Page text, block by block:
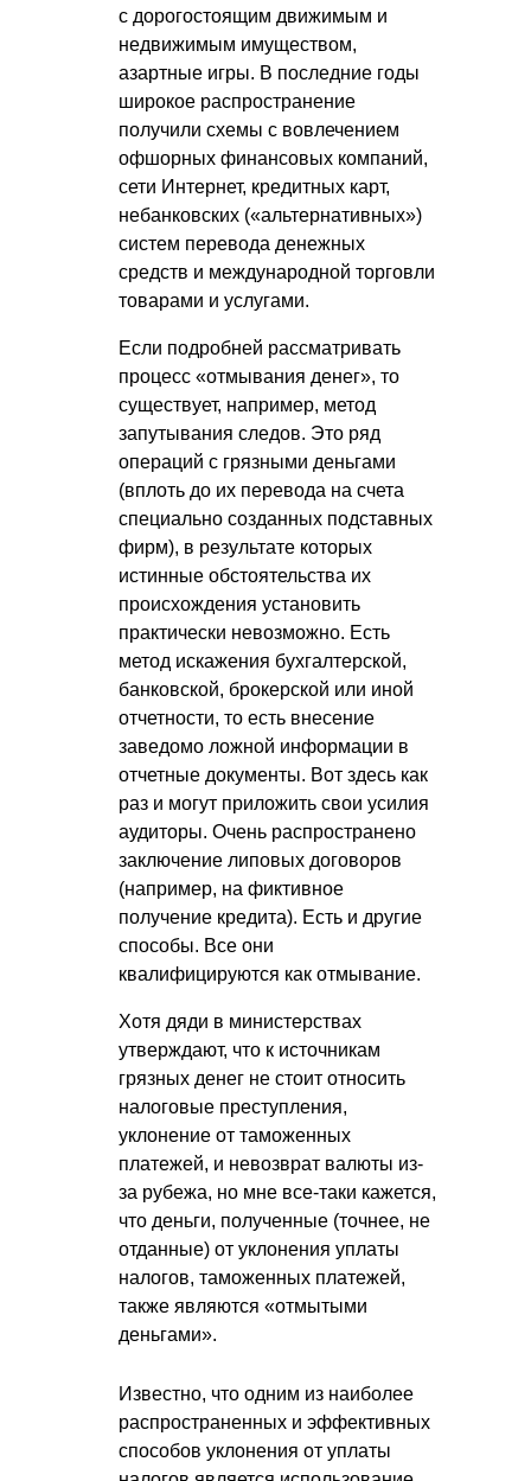
с дорогостоящим движимым и
недвижимым имуществом,
азартные игры. В последние годы
широкое распространение
получили схемы с вовлечением
офшорных финансовых компаний,
сети Интернет, кредитных карт,
небанковских («альтернативных»)
систем перевода денежных
средств и международной торговли
товарами и услугами.
Если подробней рассматривать
процесс «отмывания денег», то
существует, например, метод
запутывания следов. Это ряд
операций с грязными деньгами
(вплоть до их перевода на счета
специально созданных подставных
фирм), в результате которых
истинные обстоятельства их
происхождения установить
практически невозможно. Есть
метод искажения бухгалтерской,
банковской, брокерской или иной
отчетности, то есть внесение
заведомо ложной информации в
отчетные документы. Вот здесь как
раз и могут приложить свои усилия
аудиторы. Очень распространено
заключение липовых договоров
(например, на фиктивное
получение кредита). Есть и другие
способы. Все они
квалифицируются как отмывание.
Хотя дяди в министерствах
утверждают, что к источникам
грязных денег не стоит относить
налоговые преступления,
уклонение от таможенных
платежей, и невозврат валюты из-
за рубежа, но мне все-таки кажется,
что деньги, полученные (точнее, не
отданные) от уклонения уплаты
налогов, таможенных платежей,
также являются «отмытыми
деньгами».
Известно, что одним из наиболее
распространенных и эффективных
способов уклонения от уплаты